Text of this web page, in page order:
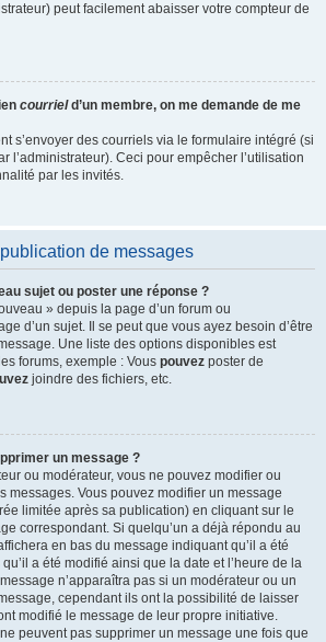
peut facilement abaisser votre compteur de
courrield’un membre, on me demande de me
s’envoyer des courriels via le formulaire intégré (si
l’administrateur). Ceci pour empêcher l’utilisation
par les invités.
de messages
sujet ou poster une réponse ?
» depuis la page d’un forum ou
d’un sujet. Il se peut que vous ayez besoin d’être
Une liste des options disponibles est
forums, exemple : Vous pouvez poster de
joindre des fichiers, etc.
un message ?
ou modérateur, vous ne pouvez modifier ou
messages. Vous pouvez modifier un message
limitée après sa publication) en cliquant sur le
correspondant. Si quelqu’un a déjà répondu au
en bas du message indiquant qu’il a été
a été modifié ainsi que la date et l’heure de la
n’apparaîtra pas si un modérateur ou un
cependant ils ont la possibilité de laisser
modifié le message de leur propre initiative.
peuvent pas supprimer un message une fois que